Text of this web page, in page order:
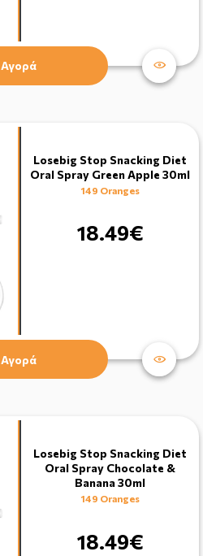
Αγορά
Losebig Stop Snacking Diet
Oral Spray Green Apple 30ml
149 Oranges
18.49€
Αγορά
Losebig Stop Snacking Diet
Oral Spray Chocolate &
Banana 30ml
149 Oranges
18.49€